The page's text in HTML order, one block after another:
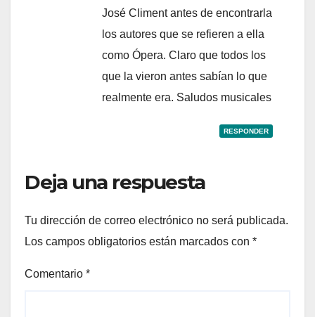
José Climent antes de encontrarla
los autores que se refieren a ella
como Ópera. Claro que todos los
que la vieron antes sabían lo que
realmente era. Saludos musicales
RESPONDER
Deja una respuesta
Tu dirección de correo electrónico no será publicada.
Los campos obligatorios están marcados con *
Comentario *